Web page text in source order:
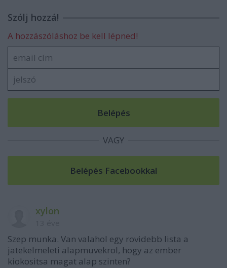
Szólj hozzá!
A hozzászóláshoz be kell lépned!
VAGY
xylon
Szep munka. Van valahol egy rovidebb lista a
jatekelmeleti alapmuvekrol, hogy az ember
kiokositsa magat alap szinten?